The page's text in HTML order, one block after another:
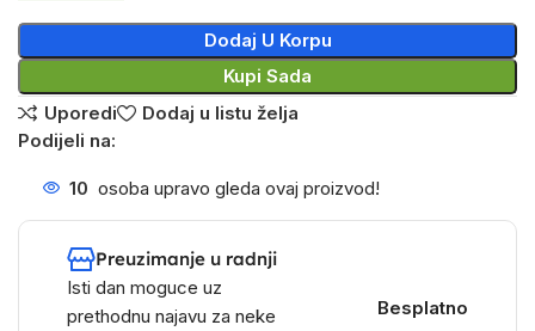
Dodaj U Korpu
Kupi Sada
Uporedi
Dodaj u listu želja
Podijeli na:
10 osoba upravo gleda ovaj proizvod!
Preuzimanje u radnji
Isti dan moguce uz
prethodnu najavu za neke
Besplatno